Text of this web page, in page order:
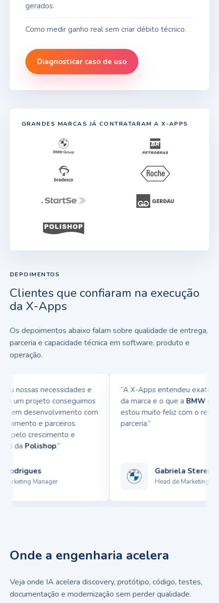
gerados.
Como medir ganho real sem criar débito técnico.
Diagnosticar caso de uso
GRANDES MARCAS JÁ CONTRATARAM A X-APPS
DEPOIMENTOS
Clientes que confiaram na execução
da X-Apps
Os depoimentos abaixo falam sobre qualidade de entrega,
parceria e capacidade técnica em software, produto e
operação.
nossas necessidades e
um projeto conseguimos
em desenvolvimento com
e parceiros.
crescimento e
daPolishop.”
Manager
“A X-Apps entendeu
da marca e o que aBMW
estou muito feliz com o
parceria.”
Gabriela Sterenberg
Head de Marketing
Onde a engenharia acelera
Veja onde IA acelera discovery, protótipo, código, testes,
documentação e modernização sem perder qualidade.